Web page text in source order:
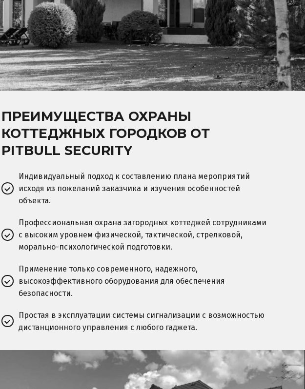
ПРЕИМУЩЕСТВА ОХРАНЫ
КОТТЕДЖНЫХ ГОРОДКОВ ОТ
PITBULL SECURITY
Индивидуальный подход к составлению плана мероприятий
исходя из пожеланий заказчика и изучения особенностей
объекта.
Профессиональная охрана загородных коттеджей сотрудниками
с высоким уровнем физической, тактической, стрелковой,
морально-психологической подготовки.
Применение только современного, надежного,
высокоэффективного оборудования для обеспечения
безопасности.
Простая в эксплуатации системы сигнализации с возможностью
дистанционного управления с любого гаджета.